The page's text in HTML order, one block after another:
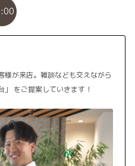
様が来店。雑談なども交えながら
をご提案していきます！